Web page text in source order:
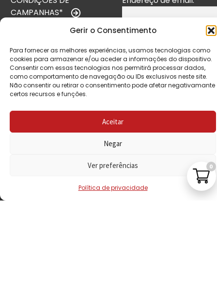
Gerir o Consentimento
Para fornecer as melhores experiências, usamos tecnologias como
cookies para armazenar e/ou aceder a informações do dispositivo.
Consentir com essas tecnologias nos permitirá processar dados,
como comportamento de navegação ou IDs exclusivos neste site.
Não consentir ou retirar o consentimento pode afetar negativamante
certos recursos e funções.
Aceitar
Negar
Ver preferências
Política de privacidade
CAMPANHAS*
POLÍTICA DE
PRIVACIDADE
POLÍTICA DE
REEMBOLSO
LIVRO DE
0